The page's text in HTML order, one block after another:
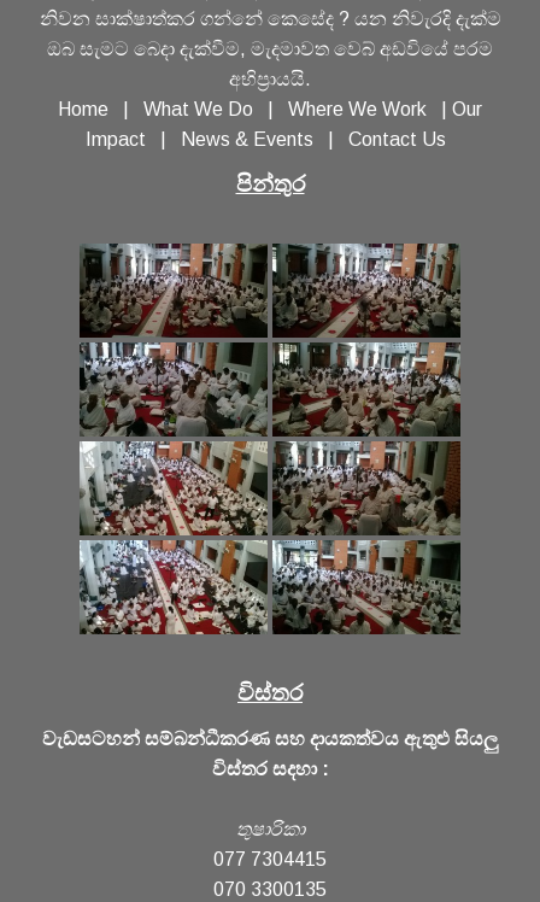
නිවන සාක්ෂාත්කර ගන්නේ කෙසේද ? යන නිවැරදි දැක්ම
ඔබ සැමට බෙදා දැක්වීම, මැදමාවත වෙබ් අඩවියේ පරම
අභිප්‍රායයි.
Home
What We Do Where We Work
Our
Impact
News & Events Contact Us
පින්තුර
විස්තර
වැඩසටහන් සම්බන්ධීකරණ සහ දායකත්වය ඇතුළු සියලු
විස්තර සදහා :
තුෂාරිකා
077 7304415
070 3300135